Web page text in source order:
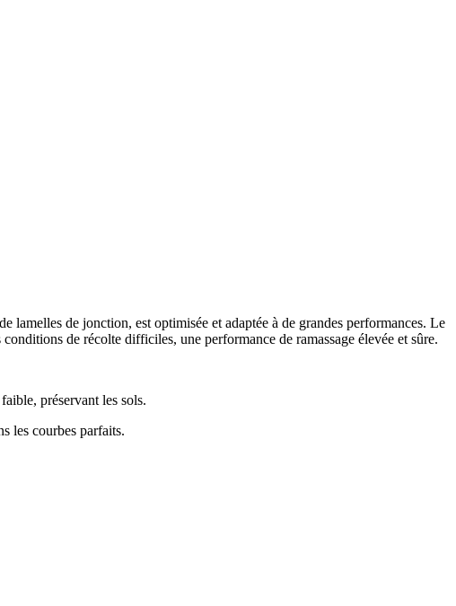
de jonction, est optimisée et adaptée à de grandes performances. Le
de récolte difficiles, une performance de ramassage élevée et sûre.
préservant les sols.
les courbes parfaits.